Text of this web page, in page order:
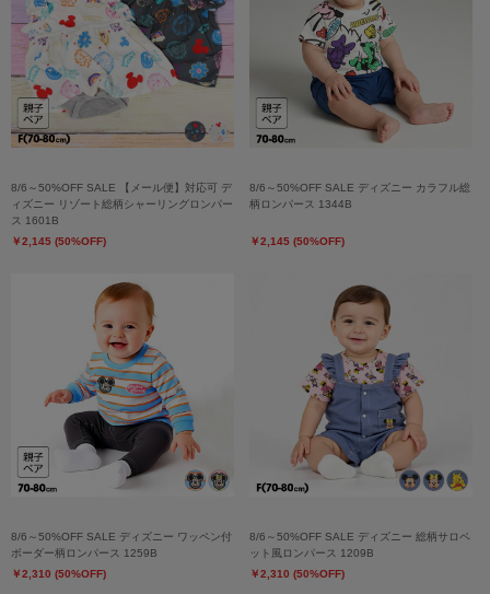
8/6～50%OFF SALE 【メール便】対応可 デ
ィズニー リゾート総柄シャーリングロンパー
ス 1601B
￥2,145 (50%OFF)
8/6～50%OFF SALE ディズニー カラフル総
柄ロンパース 1344B
￥2,145 (50%OFF)
8/6～50%OFF SALE ディズニー ワッペン付
ボーダー柄ロンパース 1259B
￥2,310 (50%OFF)
8/6～50%OFF SALE ディズニー 総柄サロペ
ット風ロンパース 1209B
￥2,310 (50%OFF)